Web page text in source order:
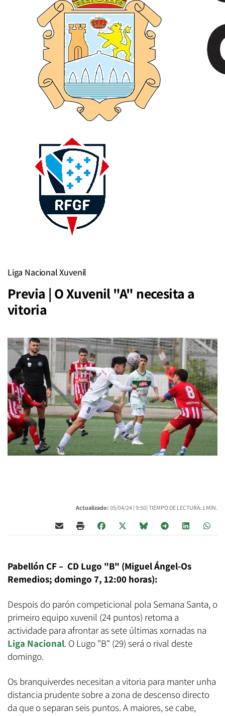
Liga Nacional Xuvenil
Previa | O Xuvenil "A" necesita a
vitoria
Actualizado: 05/04/24 | 9:50| TIEMPO DE LECTURA: 1 MIN.
Pabellón CF – CD Lugo "B" (Miguel Ángel-Os
Remedios; domingo 7, 12:00 horas):
Despois do parón competicional pola Semana Santa, o
primeiro equipo xuvenil (24 puntos) retoma a
actividade para afrontar as sete últimas xornadas na
Liga Nacional. O Lugo "B" (29) será o rival deste
domingo.
Os branquiverdes necesitan a vitoria para manter unha
distancia prudente sobre a zona de descenso directo
da que o separan seis puntos. A maiores, se cabe,